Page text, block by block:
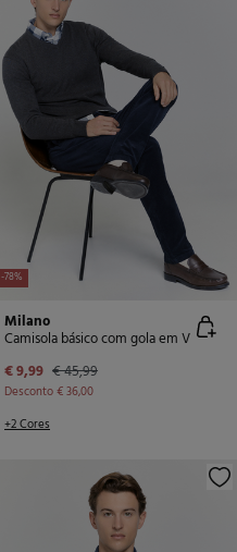
-78%
Milano
Camisola básico com gola em V
€ 9,99 € 45,99
Desconto€ 36,00
+2 Cores